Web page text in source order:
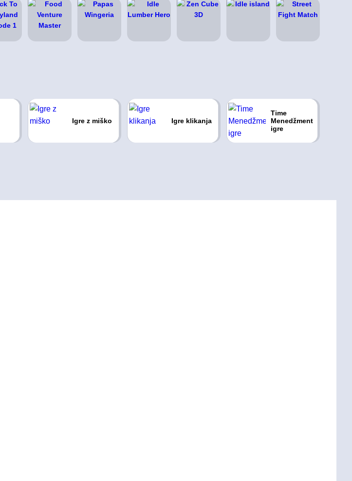
Igre z miško Igre klikanja
Time
Menedžment
igre